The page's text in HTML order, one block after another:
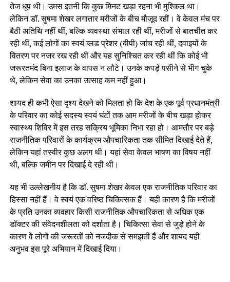
तेज धूप थी। उमस इतनी कि कुछ मिनट खड़ा रहना भी मुश्किल था।
लेकिन डॉ. सुषमा शेखर लगातार मरीजों के बीच मौजूद रहीं। वे केवल मंच पर
बैठी अतिथि नहीं थीं, बल्कि व्यवस्था संभाल रही थीं, मरीजों से बातचीत कर
रही थीं, कई लोगों का स्वयं ब्लड प्रेशर (बीपी) जांच रही थीं, दवाइयों के
वितरण पर नजर रख रही थीं और यह सुनिश्चित कर रही थीं कि कोई भी
जरूरतमंद बिना इलाज के वापस न लौटे। उनके कपड़े पसीने से भीग चुके
थे, लेकिन सेवा का उनका उत्साह कम नहीं हुआ।
शायद ही कभी ऐसा दृश्य देखने को मिलता हो कि देश के एक पूर्व प्रधानमंत्री
के परिवार का कोई सदस्य स्वयं घंटों तक आम मरीजों के बीच खड़ा होकर
स्वास्थ्य शिविर में इस तरह सक्रिय भूमिका निभा रहा हो। आमतौर पर बड़े
राजनीतिक परिवारों के कार्यक्रम औपचारिकता तक सीमित दिखाई देते हैं,
लेकिन यहां तस्वीर कुछ अलग थी। यहां सेवा केवल भाषण का विषय नहीं
थी, बल्कि जमीन पर दिखाई दे रही थी।
यह भी उल्लेखनीय है कि डॉ. सुषमा शेखर केवल एक राजनीतिक परिवार का
हिस्सा नहीं हैं। वे स्वयं एक वरिष्ठ चिकित्सक हैं। यही कारण है कि मरीजों
के प्रति उनका व्यवहार किसी राजनीतिक औपचारिकता से अधिक एक
डॉक्टर की संवेदनशीलता को दर्शाता है। चिकित्सा सेवा से जुड़े होने के
कारण वे लोगों की जरूरतों को नजदीक से समझती हैं और शायद यही
अनुभव इस पूरे अभियान में दिखाई दिया।